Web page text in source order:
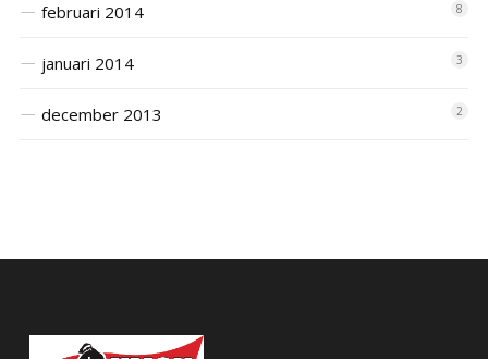
februari 2014 8
januari 2014 3
december 2013 2